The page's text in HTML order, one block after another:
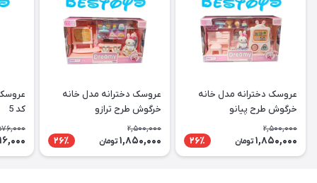
عروسک دخترانه مدل خانه
خرگوش طرح پیانو
2,500,000
1,850,000 تومان 26٪
عروسک دخترانه مدل خانه
خرگوش طرح ترازو
2,500,000
1,850,000 تومان 26٪
کد 5